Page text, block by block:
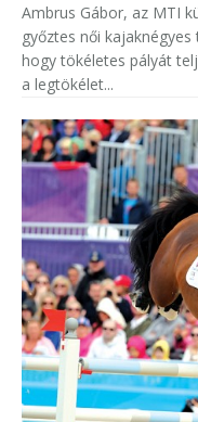
Ambrus Gábor, az MTI
győztes női
hogy tökéletes pályát
a legtökélet...